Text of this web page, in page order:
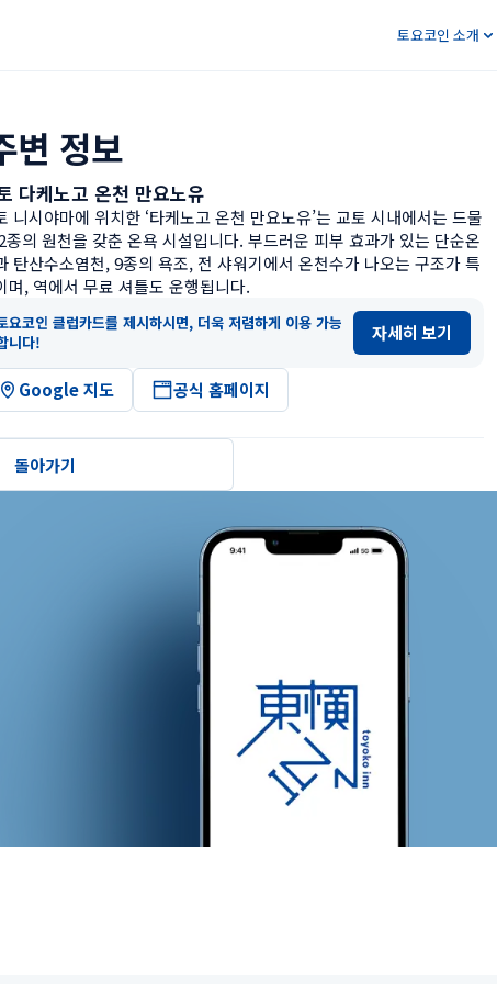
토요코인 소개
변 정보
다케노고 온천 만요노유
니시야마에 위치한 ‘타케노고 온천 만요노유’는 교토 시내에서는 드물
종의 원천을 갖춘 온욕 시설입니다. 부드러운 피부 효과가 있는 단순온
탄산수소염천, 9종의 욕조, 전 샤워기에서 온천수가 나오는 구조가 특
며, 역에서 무료 셔틀도 운행됩니다.
요코인 클럽카드를 제시하시면, 더욱 저렴하게 이용 가능
니다!
자세히 보기
Google 지도 공식 홈페이지
돌아가기